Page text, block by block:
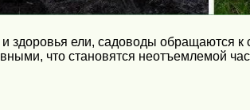
здоровья ели, садоводы
что становятся неотъемлемой